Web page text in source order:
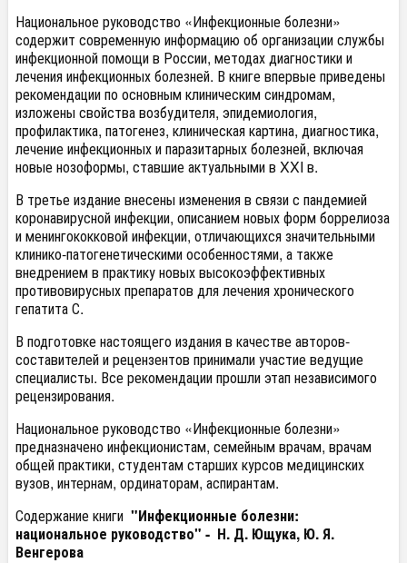
Национальное руководство «Инфекционные болезни»
содержит современную информацию об организации службы
инфекционной помощи в России, методах диагностики и
лечения инфекционных болезней. В книге впервые приведены
рекомендации по основным клиническим синдромам,
изложены свойства возбудителя, эпидемиология,
профилактика, патогенез, клиническая картина, диагностика,
лечение инфекционных и паразитарных болезней, включая
новые нозоформы, ставшие актуальными в XXI в.
В третье издание внесены изменения в связи с пандемией
коронавирусной инфекции, описанием новых форм боррелиоза
и менингококковой инфекции, отличающихся значительными
клинико-патогенетическими особенностями, а также
внедрением в практику новых высокоэффективных
противовирусных препаратов для лечения хронического
гепатита С.
В подготовке настоящего издания в качестве авторов-
составителей и рецензентов принимали участие ведущие
специалисты. Все рекомендации прошли этап независимого
рецензирования.
Национальное руководство «Инфекционные болезни»
предназначено инфекционистам, семейным врачам, врачам
общей практики, студентам старших курсов медицинских
вузов, интернам, ординаторам, аспирантам.
Содержание книги "Инфекционные болезни:
национальное руководство" - Н. Д. Ющука, Ю. Я.
Венгерова